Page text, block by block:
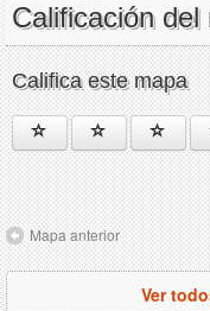
Calificación del
Califica este mapa
Mapa anterior
Ver